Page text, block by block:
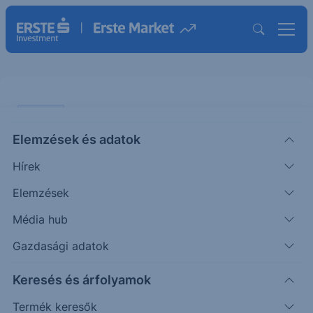
Elemzések és adatok
Hírek
Elemzések
Média hub
Gazdasági adatok
Keresés és árfolyamok
Termék keresők
részvénypiac
Nagy
András
A részvénypiacok értékeltségét többféle